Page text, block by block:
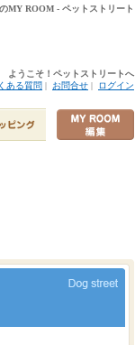
ROOM - ペットストリート
ようこそ！ペットストリートへ
ある質問 | お問合せ | ログイン